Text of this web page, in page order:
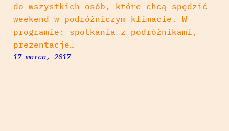
do wszystkich osób, które chcą spędzić
weekend w podróżniczym klimacie. W
programie: spotkania z podróżnikami,
prezentacje…
17 marca, 2017